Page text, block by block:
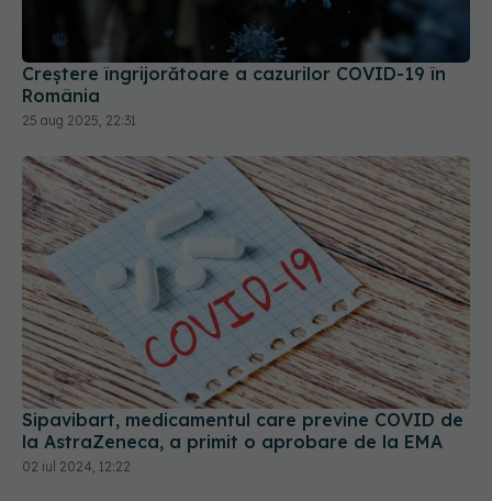
Creștere îngrijorătoare a cazurilor COVID-19 în
România
25 aug 2025, 22:31
Sipavibart, medicamentul care previne COVID de
la AstraZeneca, a primit o aprobare de la EMA
02 iul 2024, 12:22